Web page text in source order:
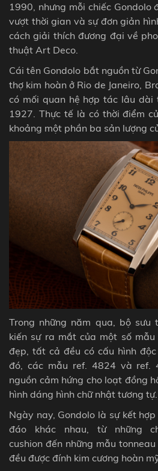
1990, nhưng mỗi chiếc Gondolo
vượt thời gian và sự đơn giản
cách giải thích đương đại về
thuật Art Deco.
Cái tên Gondolo bắt nguồn từ
thợ kim hoàn ở Rio de Janeiro,
có mối quan hệ hợp tác lâu dài
1927. Thực tế là có thời điểm
khoảng một phần ba sản lượng
Trong những năm qua, bộ sưu
kiến ​​sự ra mắt của một số
đẹp, tất cả đều có cấu hình
đó, các mẫu ref. 4824 và ref.
nguồn cảm hứng cho loạt đồng
hình dáng hình chữ nhật tương tự.
Ngày nay, Gondolo là sự kết
đáo khác nhau, từ những
cushion đến những mẫu
đều được đính kim cương hoàn